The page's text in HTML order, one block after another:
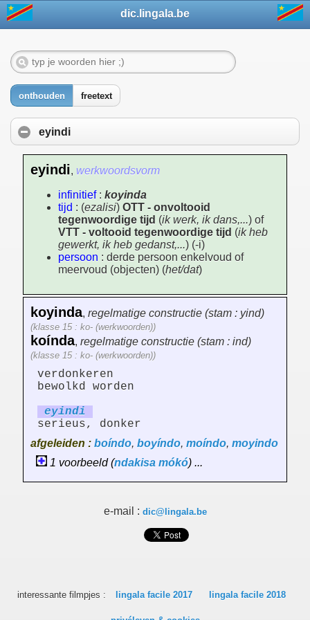
dic.lingala.be
onthouden freetext
eyindi
eyindi, werkwoordsvorm
infinitief: koyinda
tijd : (ezalisi) OTT - onvoltooid
tegenwoordige tijd (ik werk, ik dans,...) of
VTT - voltooid tegenwoordige tijd (ik heb
gewerkt, ik heb gedanst,...) (-i)
persoon : derde persoon enkelvoud of
meervoud (objecten) (het/dat)
koyinda, regelmatige constructie (stam : yind)
(klasse 15 : ko- (werkwoorden))
koínda, regelmatige constructie (stam : ind)
(klasse 15 : ko- (werkwoorden))
verdonkeren
bewolkd worden
eyindi
serieus, donker
afgeleiden : boíndo, boyíndo, moíndo, moyindo
1 voorbeeld (ndakisa mókó) ...
e-mail : dic@lingala.be
interessante filmpjes : lingala facile 2017 lingala facile 2018